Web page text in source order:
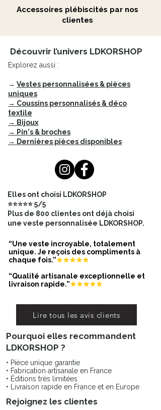
Affirmez votre style avec confiance
en arborant ce collier sautoir
Que ce soit pour une soirée
décontractée, ce c
ollier sautoir incarne l'élégance
bohème dans toute sa splendeur,
faisant de chaque instant une
occasion de briller avec ce bijou
d'une beauté sans égale.
originale, envisagez de le porter
avec un collier plus court, créant
personnalisée.
Accessoires plébiscités par nos
clientes
Découvrir l’univers LDKORSHOP
Explorez aussi :
→ Vestes personnalisées & pièces
uniques
→ Coussins personnalisés & déco
textile
→ Bijoux
→ Pin's & broches
→ Dernières pièces disponibles
Elles ont choisi LDKORSHOP
⭐⭐⭐⭐⭐ 5/5
Plus de 800 clientes ont déjà choisi
une veste personnalisée LDKORSHOP.
“Une veste incroyable, totalement
unique. Je reçois des compliments à
chaque fois.”★★★★★
“Qualité artisanale exceptionnelle et
livraison rapide.”★★★★★
Lire tous les avis clients
Pourquoi elles recommandent
LDKORSHOP ?
• Pièce unique garantie
• Fabrication artisanale en France
• Éditions très limitées
• Livraison rapide en France et en Europe
Rejoignez les clientes